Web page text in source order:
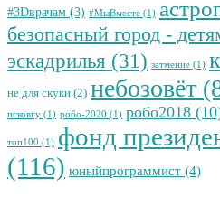
#3Dврачам (3) #МыВместе (1)
безопасный город -
эскадрилья (31) затмение (1)
не для скуки (2) небозовёт
псковгу (1) робо-2020 (1) робо2018
топ100 (1) фонд
(116) юныйпрограммист (4)